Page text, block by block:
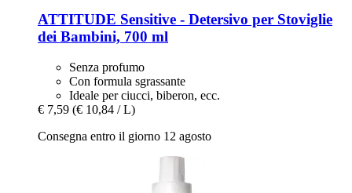
ATTITUDE Sensitive -​ Detersivo per Stoviglie
dei Bambini, 700 ml
Senza profumo
Con formula sgrassante
Ideale per ciucci, biberon, ecc.
€ 7,59 (€ 10,84 / L)
Consegna entro il giorno 12 agosto